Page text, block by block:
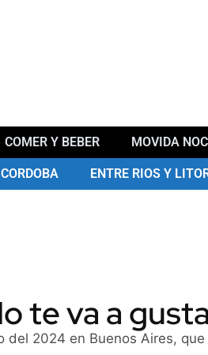
COMER Y BEBER MOVIDA
CORDOBA ENTRE RIOS Y
te va a
del 2024 en Buenos Aires,